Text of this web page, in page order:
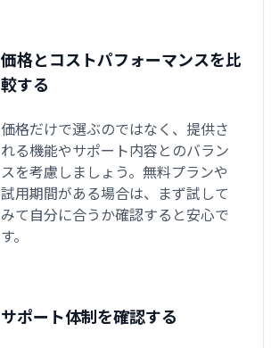
価格とコストパフォーマンスを比
較する
価格だけで選ぶのではなく、提供さ
れる機能やサポート内容とのバラン
スを考慮しましょう。無料プランや
試用期間がある場合は、まず試して
みて自分に合うか確認すると安心で
す。
サポート体制を確認する